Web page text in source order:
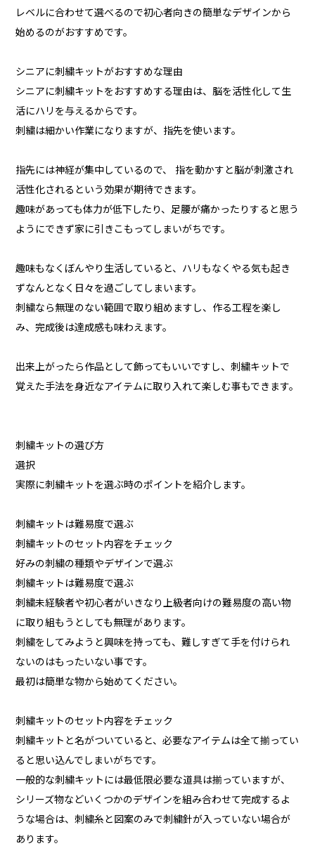
レベルに合わせて選べるので初心者向きの簡単なデザインから
始めるのがおすすめです。
シニアに刺繍キットがおすすめな理由
シニアに刺繍キットをおすすめする理由は、脳を活性化して生
活にハリを与えるからです。
刺繍は細かい作業になりますが、指先を使います。
指先には神経が集中しているので、 指を動かすと脳が刺激され
活性化されるという効果が期待できます。
趣味があっても体力が低下したり、足腰が痛かったりすると思う
ようにできず家に引きこもってしまいがちです。
趣味もなくぼんやり生活していると、ハリもなくやる気も起き
ずなんとなく日々を過ごしてしまいます。
刺繍なら無理のない範囲で取り組めますし、作る工程を楽し
み、完成後は達成感も味わえます。
出来上がったら作品として飾ってもいいですし、刺繍キットで
覚えた手法を身近なアイテムに取り入れて楽しむ事もできます。
刺繍キットの選び方
選択
実際に刺繍キットを選ぶ時のポイントを紹介します。
刺繍キットは難易度で選ぶ
刺繍キットのセット内容をチェック
好みの刺繍の種類やデザインで選ぶ
刺繍キットは難易度で選ぶ
刺繍未経験者や初心者がいきなり上級者向けの難易度の高い物
に取り組もうとしても無理があります。
刺繍をしてみようと興味を持っても、難しすぎて手を付けられ
ないのはもったいない事です。
最初は簡単な物から始めてください。
刺繍キットのセット内容をチェック
刺繍キットと名がついていると、必要なアイテムは全て揃ってい
ると思い込んでしまいがちです。
一般的な刺繍キットには最低限必要な道具は揃っていますが、
シリーズ物などいくつかのデザインを組み合わせて完成するよ
うな場合は、刺繍糸と図案のみで刺繍針が入っていない場合が
あります。